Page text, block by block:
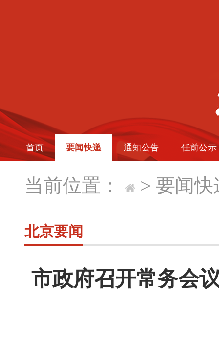
首页 要闻快递 通知公告 任前公示
当前位置： > 要闻快
北京要闻
市政府召开常务会